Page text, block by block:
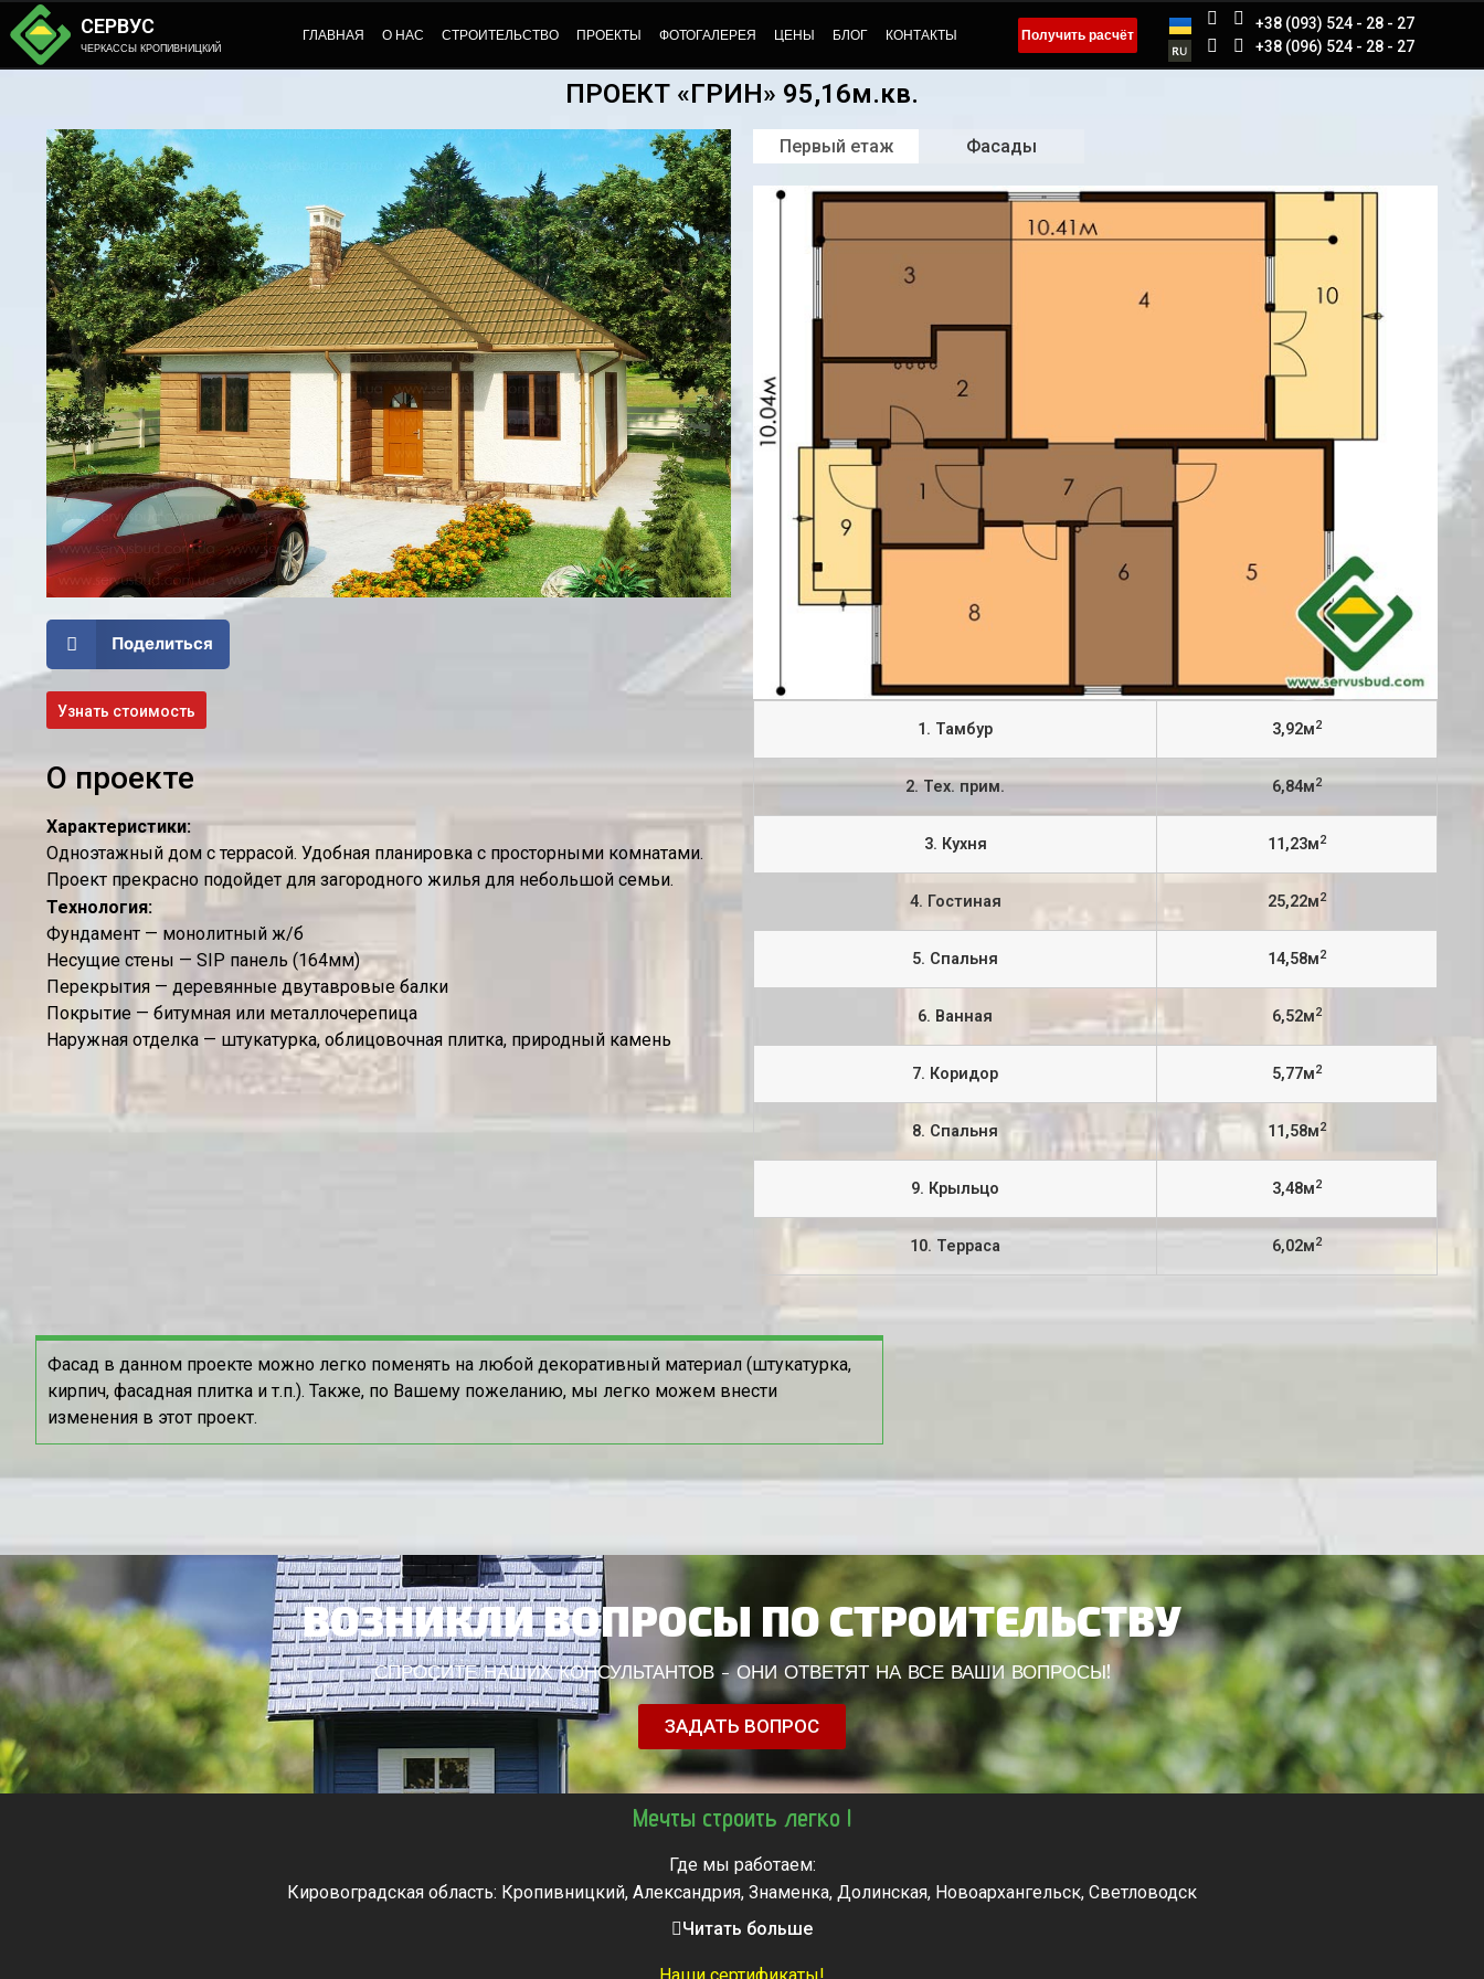
СЕРВУС
ЧЕРКАССЫ КРОПИВНИЦКИЙ
ГЛАВНАЯ О НАС СТРОИТЕЛЬСТВО ПРОЕКТЫ ФОТОГАЛЕРЕЯ ЦЕНЫ БЛОГ КОНТАКТЫ Получить расчёт
+38 (093) 524 - 28 - 27
+38 (096) 524 - 28 - 27
ПРОЕКТ «ГРИН» 95,16м.кв.
Поделиться
Узнать стоимость
О проекте
Характеристики:
Одноэтажный дом с террасой. Удобная планировка с просторными комнатами.
Проект прекрасно подойдет для загородного жилья для небольшой семьи.
Технология:
Фундамент — монолитный ж/б
Несущие стены — SIP панель (164мм)
Перекрытия — деревянные двутавровые балки
Покрытие — битумная или металлочерепица
Наружная отделка — штукатурка, облицовочная плитка, природный камень
Первый етаж Фасады
1. Тамбур 3,92м2
2. Тех. прим. 6,84м2
3. Кухня 11,23м2
4. Гостиная 25,22м2
5. Спальня 14,58м2
6. Ванная 6,52м2
7. Коридор 5,77м2
8. Спальня 11,58м2
9. Крыльцо 3,48м2
10. Терраса 6,02м2
Фасад в данном проекте можно легко поменять на любой декоративный материал (штукатурка,
кирпич, фасадная плитка и т.п.). Также, по Вашему пожеланию, мы легко можем внести
изменения в этот проект.
ВОЗНИКЛИ ВОПРОСЫ ПО СТРОИТЕЛЬСТВУ
СПРОСИТЕ НАШИХ КОНСУЛЬТАНТОВ - ОНИ ОТВЕТЯТ НА ВСЕ ВАШИ ВОПРОСЫ!
ЗАДАТЬ ВОПРОС
Мечты строить легко !
Где мы работаем:
Кировоградская область: Кропивницкий, Александрия, Знаменка, Долинская, Новоархангельск, Светловодск
Черкасская область: Ватутино, Городище, Жашков, Звенигородка, Золотоноша, Каменка, Канев, Корсунь-Шевченковский,
Читать больше